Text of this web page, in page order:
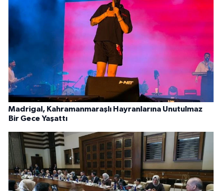
Madrigal, Kahramanmaraşlı Hayranlarına Unutulmaz
Bir Gece Yaşattı